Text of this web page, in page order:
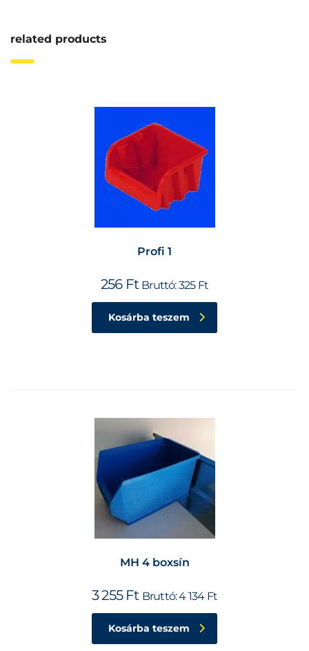
related products
Profi 1
256 Ft Bruttó:325 Ft
Kosárba teszem
MH 4 boxsín
3 255 Ft Bruttó:4 134 Ft
Kosárba teszem